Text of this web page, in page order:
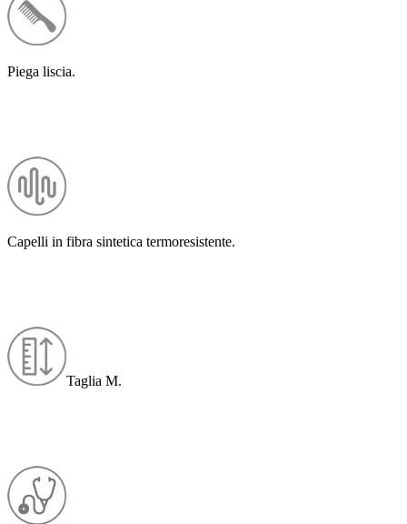
Piega liscia.
Capelli in fibra sintetica termoresistente.
Taglia M.